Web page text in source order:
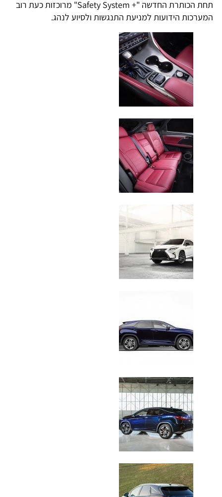
תחת הכותרת החדשה "+ Safety System" מרוכזות כעת רוב
המערכות הידועות למניעת התנגשות ולסיוע לנהג.